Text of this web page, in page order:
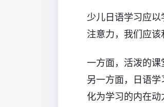
少儿日语学习应
注意力，我们应该
一方面，活泼的课
另一方面，日语
化为学习的内在动